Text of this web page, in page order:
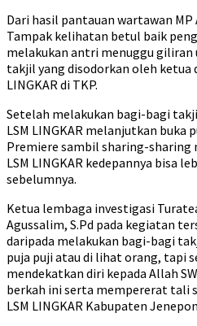
Dari hasil pantauan wartawan
Tampak kelihatan betul baik
melakukan antri menuggu
takjil yang disodorkan oleh ketua
LINGKAR di TKP.
Setelah melakukan bagi-bagi
LSM LINGKAR melanjutkan buka
Premiere sambil sharing-sharing
LSM LINGKAR kedepannya bisa
sebelumnya.
Ketua lembaga investigasi
Agussalim, S.Pd pada kegiatan
daripada melakukan bagi-bagi
puja puji atau di lihat orang, tapi
mendekatkan diri kepada Allah
berkah ini serta mempererat tali
LSM LINGKAR Kabupaten